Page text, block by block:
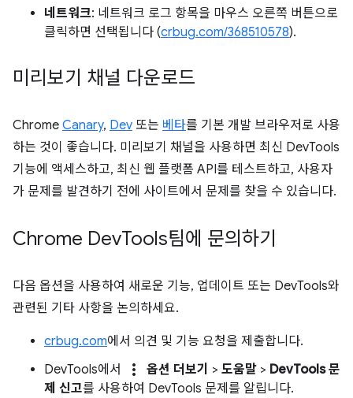
네트워크: 네트워크 로그 항목을 마우스 오른쪽 버튼으로
클릭하면 선택됩니다 (crbug.com/368510578).
미리보기 채널 다운로드
Chrome Canary, Dev 또는 베타를 기본 개발 브라우저로 사용
하는 것이 좋습니다. 미리보기 채널을 사용하면 최신 DevTools
기능에 액세스하고, 최신 웹 플랫폼 API를 테스트하고, 사용자
가 문제를 발견하기 전에 사이트에서 문제를 찾을 수 있습니다.
Chrome DevTools팀에 문의하기
다음 옵션을 사용하여 새로운 기능, 업데이트 또는 DevTools와
관련된 기타 사항을 논의하세요.
crbug.com에서 의견 및 기능 요청을 제출합니다.
DevTools에서
more_vert 옵션 더보기 > 도움말 > DevTools 문
제 신고를 사용하여 DevTools 문제를 알립니다.